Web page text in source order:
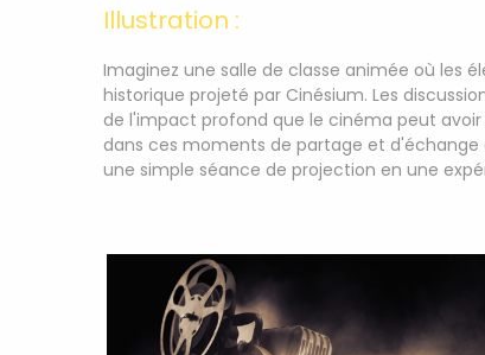
Illustration :
Imaginez une salle de classe animée où les
historique projeté par Cinésium. Les
de l'impact profond que le cinéma peut
dans ces moments de partage et
une simple séance de projection en une